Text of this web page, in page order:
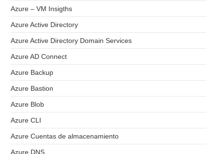
Azure – VM Insigths
Azure Active Directory
Azure Active Directory Domain Services
Azure AD Connect
Azure Backup
Azure Bastion
Azure Blob
Azure CLI
Azure Cuentas de almacenamiento
Azure DNS